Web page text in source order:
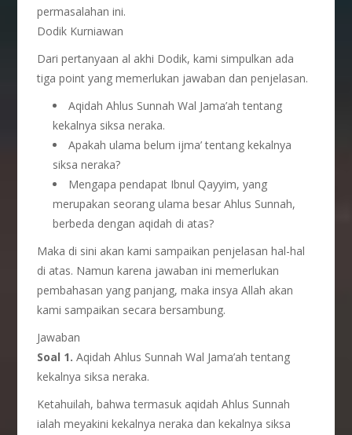
permasalahan ini.
Dodik Kurniawan
Dari pertanyaan al akhi Dodik, kami simpulkan ada
tiga point yang memerlukan jawaban dan penjelasan.
Aqidah Ahlus Sunnah Wal Jama’ah tentang
kekalnya siksa neraka.
Apakah ulama belum ijma’ tentang kekalnya
siksa neraka?
Mengapa pendapat Ibnul Qayyim, yang
merupakan seorang ulama besar Ahlus Sunnah,
berbeda dengan aqidah di atas?
Maka di sini akan kami sampaikan penjelasan hal-hal
di atas. Namun karena jawaban ini memerlukan
pembahasan yang panjang, maka insya Allah akan
kami sampaikan secara bersambung.
Jawaban
Soal 1. Aqidah Ahlus Sunnah Wal Jama’ah tentang
kekalnya siksa neraka.
Ketahuilah, bahwa termasuk aqidah Ahlus Sunnah
ialah meyakini kekalnya neraka dan kekalnya siksa